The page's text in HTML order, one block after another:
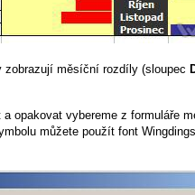
zobrazují měsíční rozdíly (sloupec
opakovat vybereme z formuláře
můžete použít font